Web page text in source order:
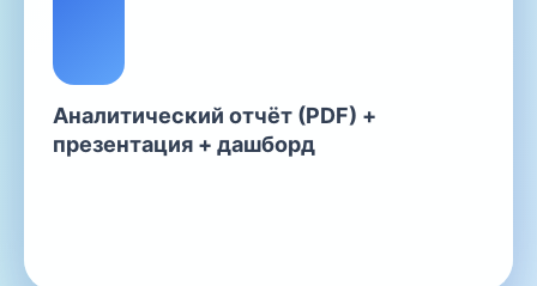
Аналитический отчёт (PDF) +
презентация + дашборд